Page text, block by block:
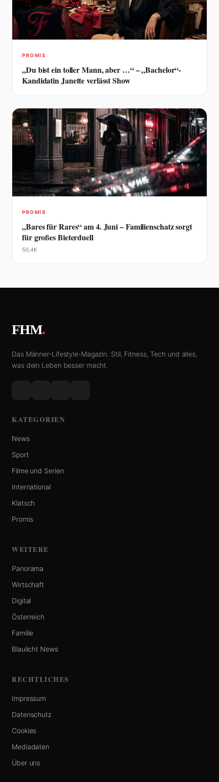
PROMIS
„Du bist ein toller Mann, aber …“ – „Bachelor“-
Kandidatin Janette verlässt Show
PROMIS
„Bares für Rares“ am 4. Juni – Familienschatz sorgt
für großes Bieterduell
50,4K
FHM.
Das Männer-Lifestyle-Magazin. Stil, Fitness, Tech und alles,
was dein Leben besser macht.
KATEGORIEN
News
Sport
Filme und Serien
International
Klatsch
Promis
WEITERE
Panorama
Wirtschaft
Digital
Österreich
Familie
Blaulicht News
RECHTLICHES
Impressum
Datenschutz
Cookies
Mediadaten
Über uns